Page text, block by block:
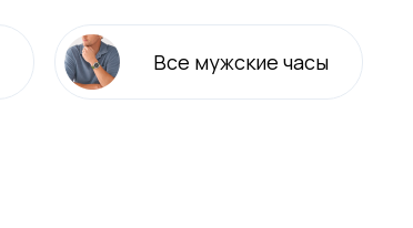
Все мужские часы